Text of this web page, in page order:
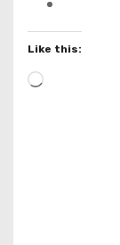
Like this:
L